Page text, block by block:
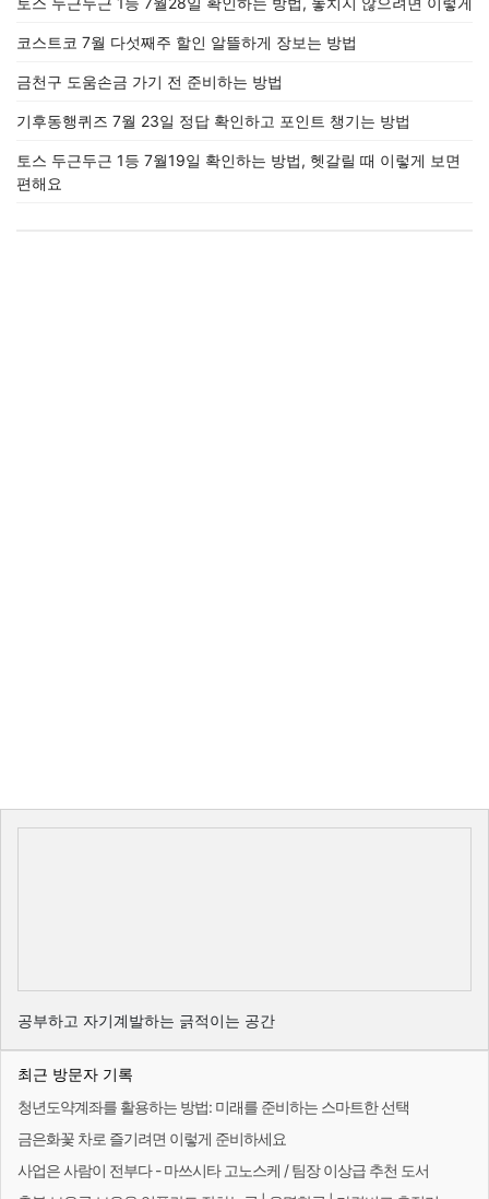
코스트코 7월 다섯째주 할인 알뜰하게 장보는 방법
금천구 도움손금 가기 전 준비하는 방법
기후동행퀴즈 7월 23일 정답 확인하고 포인트 챙기는 방법
토스 두근두근 1등 7월19일 확인하는 방법, 헷갈릴 때 이렇게 보면
편해요
공부하고 자기계발하는 긁적이는 공간
최근 방문자 기록
청년도약계좌를 활용하는 방법: 미래를 준비하는 스마트한 선택
금은화꽃 차로 즐기려면 이렇게 준비하세요
사업은 사람이 전부다 - 마쓰시타 고노스케 / 팀장 이상급 추천 도서